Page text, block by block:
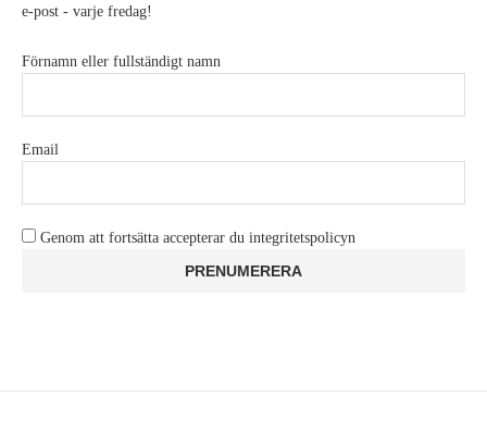
e-post - varje fredag!
Förnamn eller fullständigt namn
Email
Genom att fortsätta accepterar du integritetspolicyn